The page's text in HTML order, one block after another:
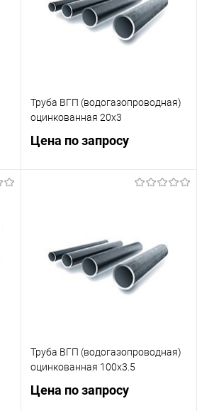
В избранное Под заказ
Труба ВГП (водогазопроводная)
оцинкованная 20х3
Цена по запросу
В избранное Под заказ
Труба ВГП (водогазопроводная)
оцинкованная 100х3.5
Цена по запросу